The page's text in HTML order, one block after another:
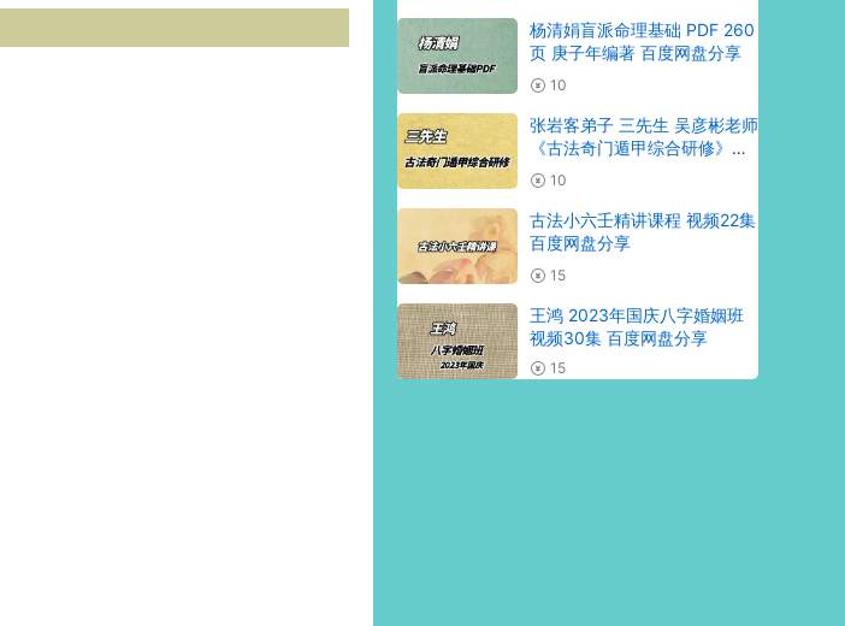
杨清娟盲派命理基础 PDF 260
页 庚子年编著 百度网盘分享
10
张岩客弟子 三先生 吴彦彬老师
《古法奇门遁甲综合研修》教
材323页
10
古法小六壬精讲课程 视频22集
百度网盘分享
15
王鸿 2023年国庆八字婚姻班
视频30集 百度网盘分享
15